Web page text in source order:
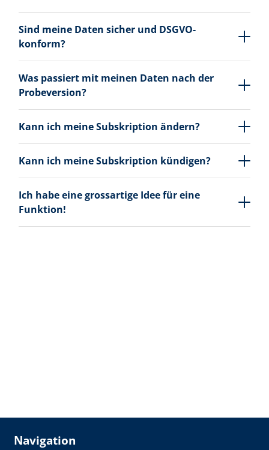
Sind meine Daten sicher und DSGVO-
konform?
Was passiert mit meinen Daten nach der
Probeversion?
Kann ich meine Subskription ändern?
Kann ich meine Subskription kündigen?
Ich habe eine grossartige Idee für eine
Funktion!
Navigation